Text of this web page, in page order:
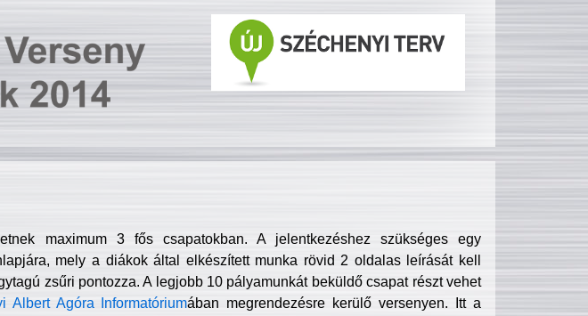
maximum 3 fős csapatokban. A jelentkezéshez szükséges egy
mely a diákok által elkészített munka rövid 2 oldalas leírását kell
zsűri pontozza. A legjobb 10 pályamunkát beküldő csapat részt vehet
Albert Agóra Informatóriumában megrendezésre kerülő versenyen. Itt a